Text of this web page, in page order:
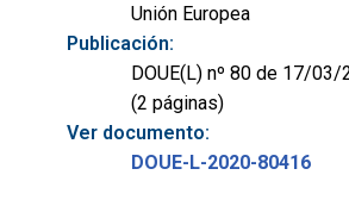
Unión Europea
Publicación:
DOUE(L) nº 80 de 17/03/
(2 páginas)
Ver documento:
DOUE-L-2020-80416